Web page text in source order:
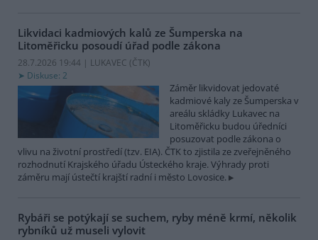
Likvidaci kadmiových kalů ze Šumperska na
Litoměřicku posoudí úřad podle zákona
28.7.2026 19:44 | LUKAVEC (ČTK)
Diskuse: 2
Záměr likvidovat jedovaté
kadmiové kaly ze Šumperska v
areálu skládky Lukavec na
Litoměřicku budou úředníci
posuzovat podle zákona o
vlivu na životní prostředí (tzv. EIA). ČTK to zjistila ze zveřejněného
rozhodnutí Krajského úřadu Ústeckého kraje. Výhrady proti
záměru mají ústečtí krajští radní i město Lovosice.
Rybáři se potýkají se suchem, ryby méně krmí, několik
rybníků už museli vylovit